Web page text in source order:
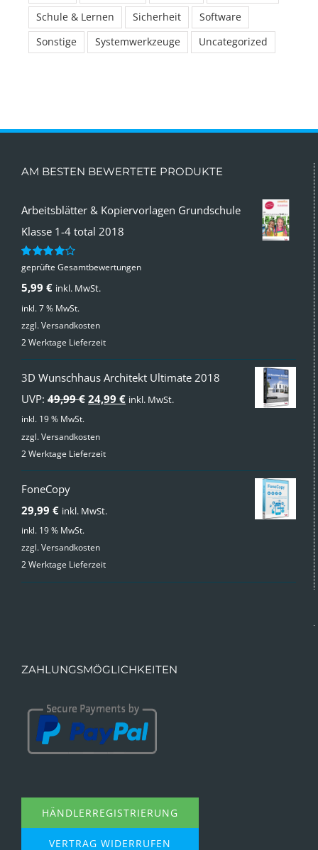
Schule & Lernen
Sicherheit
Software
Sonstige
Systemwerkzeuge Uncategorized
AM BESTEN BEWERTETE PRODUKTE
Arbeitsblätter & Kopiervorlagen Grundschule
Klasse 1-4 total 2018
Bewertet
von 5
geprüfte Gesamtbewertungen
5,99 € inkl. MwSt.
inkl. 7 % MwSt.
zzgl.Versandkosten
2 Werktage Lieferzeit
3D Wunschhaus Architekt Ultimate 2018
UVP: 49,99€ Ursprünglicher
war:
24,99 €Aktueller
inkl. MwSt.
inkl. 19 % MwSt.
zzgl.Versandkosten
2 Werktage Lieferzeit
FoneCopy
29,99 € inkl. MwSt.
inkl. 19 % MwSt.
zzgl.Versandkosten
2 Werktage Lieferzeit
ZAHLUNGSMÖGLICHKEITEN
HÄNDLERREGISTRIERUNG
VERTRAG WIDERRUFEN